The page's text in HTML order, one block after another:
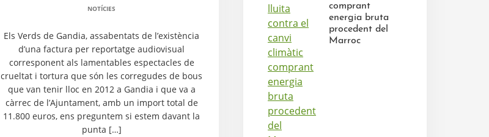
NOTÍCIES
Els Verds de Gandia, assabentats de l’existència
d’una factura per reportatge audiovisual
corresponent als lamentables espectacles de
crueltat i tortura que són les corregudes de bous
que van tenir lloc en 2012 a Gandia i que va a
càrrec de l’Ajuntament, amb un import total de
11.800 euros, ens preguntem si estem davant la
punta […]
comprant
energia bruta
procedent del
Marroc